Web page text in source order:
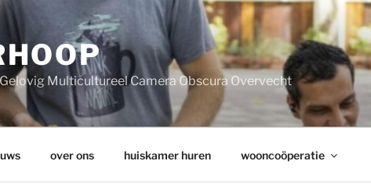
Multicultureel Camera Obscura Overvecht
over ons huiskamer huren wooncoöperatie